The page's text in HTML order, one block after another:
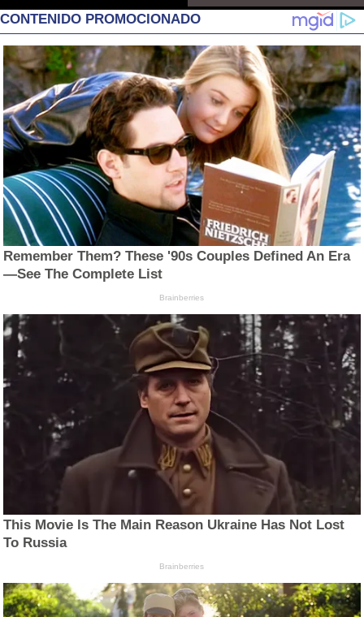
CONTENIDO PROMOCIONADO
Remember Them? These '90s Couples Defined An Era
—See The Complete List
Brainberries
This Movie Is The Main Reason Ukraine Has Not Lost
To Russia
Brainberries